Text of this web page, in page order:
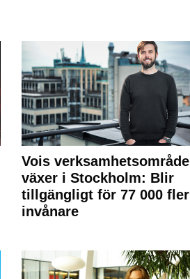
Vois verksamhetsområde
växer i Stockholm: Blir
tillgängligt för 77 000 fler
invånare